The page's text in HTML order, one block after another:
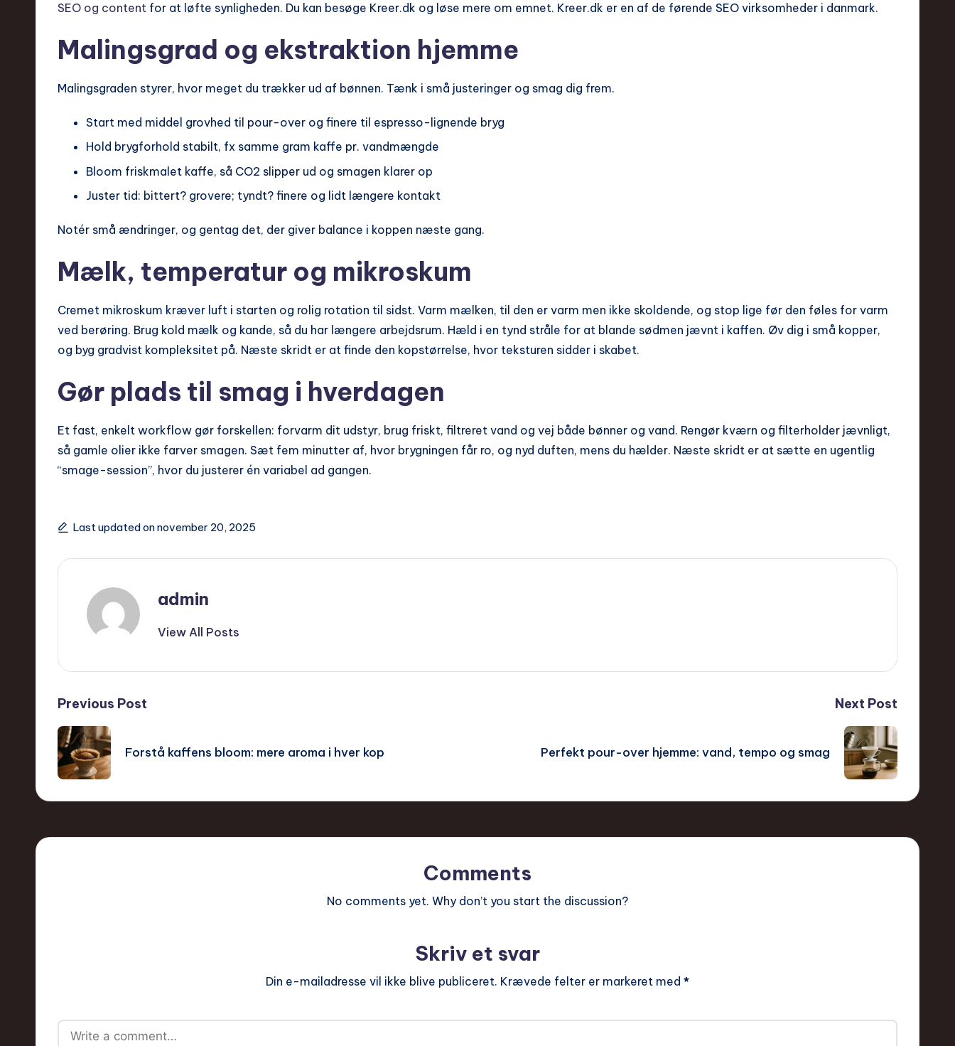
SEO og content for at løfte synligheden. Du kan besøge Kreer.dk og løse mere om emnet. Kreer.dk er en af de førende SEO virksomheder i danmark.
Malingsgrad og ekstraktion hjemme
Malingsgraden styrer, hvor meget du trækker ud af bønnen. Tænk i små justeringer og smag dig frem.
Start med middel grovhed til pour-over og finere til espresso-lignende bryg
Hold brygforhold stabilt, fx samme gram kaffe pr. vandmængde
Bloom friskmalet kaffe, så CO2 slipper ud og smagen klarer op
Juster tid: bittert? grovere; tyndt? finere og lidt længere kontakt
Notér små ændringer, og gentag det, der giver balance i koppen næste gang.
Mælk, temperatur og mikroskum
Cremet mikroskum kræver luft i starten og rolig rotation til sidst. Varm mælken, til den er varm men ikke skoldende, og stop lige før den føles for varm
ved berøring. Brug kold mælk og kande, så du har længere arbejdsrum. Hæld i en tynd stråle for at blande sødmen jævnt i kaffen. Øv dig i små kopper,
og byg gradvist kompleksitet på. Næste skridt er at finde den kopstørrelse, hvor teksturen sidder i skabet.
Gør plads til smag i hverdagen
Et fast, enkelt workflow gør forskellen: forvarm dit udstyr, brug friskt, filtreret vand og vej både bønner og vand. Rengør kværn og filterholder jævnligt,
så gamle olier ikke farver smagen. Sæt fem minutter af, hvor brygningen får ro, og nyd duften, mens du hælder. Næste skridt er at sætte en ugentlig
“smage-session”, hvor du justerer én variabel ad gangen.
Last updated on november 20, 2025
admin
View All Posts
Post
navigation
Previous Post
Forstå kaffens bloom: mere aroma i hver kop
Next Post
Perfekt pour-over hjemme: vand, tempo og smag
Comments
No comments yet. Why don’t you start the discussion?
Skriv et svar
Din e-mailadresse vil ikke blive publiceret. Krævede felter er markeret med *